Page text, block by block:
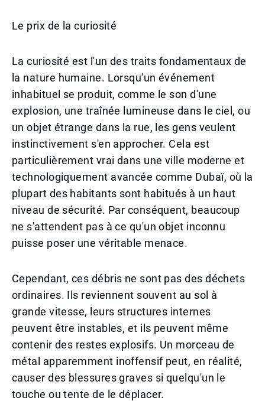
Le prix de la curiosité
La curiosité est l'un des traits fondamentaux de
la nature humaine. Lorsqu'un événement
inhabituel se produit, comme le son d'une
explosion, une traînée lumineuse dans le ciel, ou
un objet étrange dans la rue, les gens veulent
instinctivement s'en approcher. Cela est
particulièrement vrai dans une ville moderne et
technologiquement avancée comme Dubaï, où la
plupart des habitants sont habitués à un haut
niveau de sécurité. Par conséquent, beaucoup
ne s'attendent pas à ce qu'un objet inconnu
puisse poser une véritable menace.
Cependant, ces débris ne sont pas des déchets
ordinaires. Ils reviennent souvent au sol à
grande vitesse, leurs structures internes
peuvent être instables, et ils peuvent même
contenir des restes explosifs. Un morceau de
métal apparemment inoffensif peut, en réalité,
causer des blessures graves si quelqu'un le
touche ou tente de le déplacer.